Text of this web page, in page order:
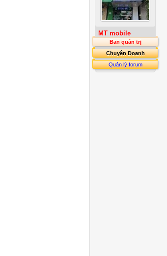
MT mobile
Ban quản trị
Chuyên Doanh
Quản lý forum